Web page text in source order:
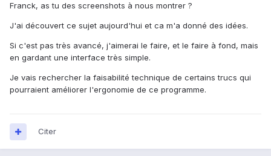
Franck, as tu des screenshots à nous montrer ?
J'ai découvert ce sujet aujourd'hui et ca m'a donné des idées.
Si c'est pas très avancé, j'aimerai le faire, et le faire à fond, mais
en gardant une interface très simple.
Je vais rechercher la faisabilité technique de certains trucs qui
pourraient améliorer l'ergonomie de ce programme.
Citer